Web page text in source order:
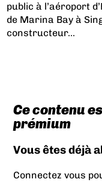
public à l’aéroport
de Marina Bay à
constructeur...
Ce contenu
prémium
Vous êtes déjà
Connectez vous